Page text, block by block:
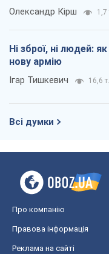
Олександр Кірш 1,7
Ні зброї, ні людей:
нову армію
Ігар Тишкевич 16,6 т.
Всі думки
Про компанію
Правова інформація
Реклама на сайті